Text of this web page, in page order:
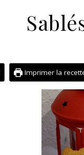
Imprimer la